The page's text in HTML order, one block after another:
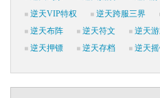
逆天VIP特权
逆天跨服三界
逆天布阵
逆天符文 逆天
逆天押镖
逆天存档 逆天